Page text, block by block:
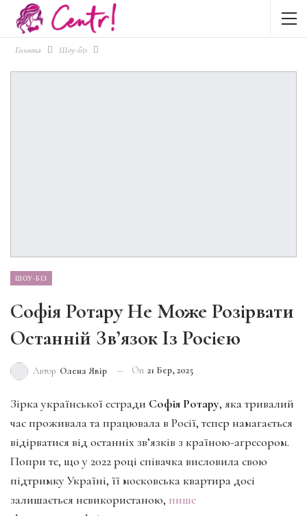
Головна Шоу-біз
ШОУ-БІЗ
Софія Ротару Не Може Розірвати
Останній Зв’язок Із Росією
Автор Олена Явір On 21 Бер, 2025
Зірка української естради Софія Ротару, яка тривалий
час проживала та працювала в Росії, тепер намагається
відірватися від останніх зв’язків з країною-агресором.
Попри те, що у 2022 році співачка висловила свою
підтримку Україні, її московська квартира досі
залишається невикористаною, пише